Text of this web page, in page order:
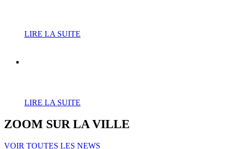
LIRE LA SUITE
LIRE LA SUITE
ZOOM SUR LA VILLE
VOIR TOUTES LES NEWS